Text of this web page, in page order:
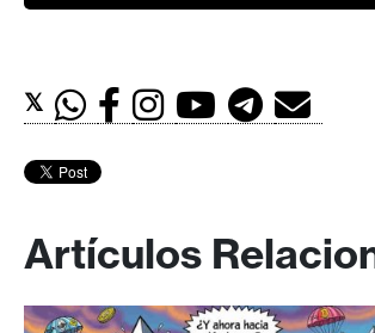
𝕏
Artículos